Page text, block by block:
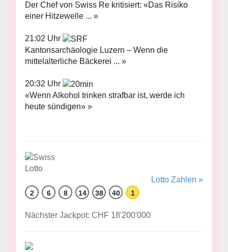
Der Chef von Swiss Re kritisiert: «Das Risiko
einer Hitzewelle ... »
21:02 Uhr
Kantonsarchäologie Luzern – Wenn die
mittelalterliche Bäckerei ... »
20:32 Uhr
«Wenn Alkohol trinken strafbar ist, werde ich
heute sündigen» »
Lotto Zahlen »
2 6 8 14 38 40 1
Nächster Jackpot: CHF 18'200'000